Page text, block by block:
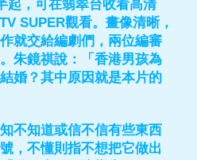
起，可在翡翠台收看高清
SUPER觀看。畫像清晰，
就交給編劇們，兩位編審
朱鏡祺說：「香港男孩為
婚？其中原因就是本片的
不知道或信不信有些東西
，不懂則指不想把它做出